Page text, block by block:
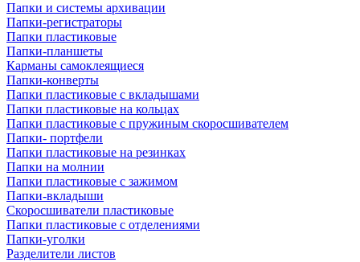
Папки и системы архивации
Папки-регистраторы
Папки пластиковые
Папки-планшеты
Карманы самоклеящиеся
Папки-конверты
Папки пластиковые с вкладышами
Папки пластиковые на кольцах
Папки пластиковые с пружиным скоросшивателем
Папки- портфели
Папки пластиковые на резинках
Папки на молнии
Папки пластиковые с зажимом
Папки-вкладыши
Скоросшиватели пластиковые
Папки пластиковые с отделениями
Папки-уголки
Разделители листов